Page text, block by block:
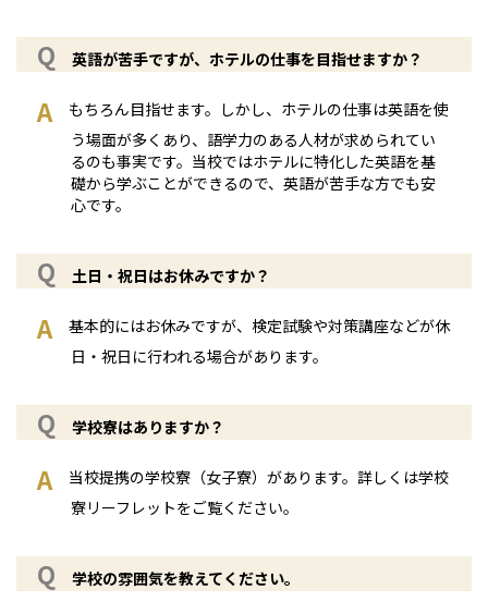
英語が苦手ですが、ホテルの仕事を目指せますか？
もちろん目指せます。しかし、ホテルの仕事は英語を使
う場面が多くあり、語学力のある人材が求められてい
るのも事実です。当校ではホテルに特化した英語を基
礎から学ぶことができるので、英語が苦手な方でも安
心です。
土日・祝日はお休みですか？
基本的にはお休みですが、検定試験や対策講座などが休
日・祝日に行われる場合があります。
学校寮はありますか？
当校提携の学校寮（女子寮）があります。詳しくは学校
寮リーフレットをご覧ください。
学校の雰囲気を教えてください。